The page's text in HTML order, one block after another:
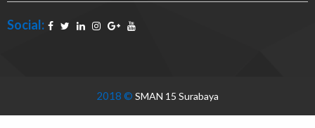
Social:
2018 © SMAN 15 Surabaya